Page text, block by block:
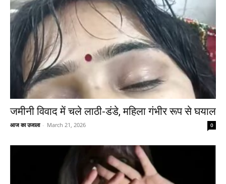
जमीनी विवाद में चले लाठी-डंडे, महिला गंभीर रूप से घयाल
आज का उजाला - March 21, 2026 0